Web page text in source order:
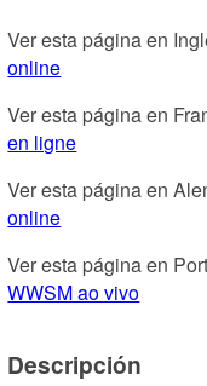
Ver esta página en
online
Ver esta página en
en ligne
Ver esta página en
online
Ver esta página en
WWSM ao vivo
Descripción